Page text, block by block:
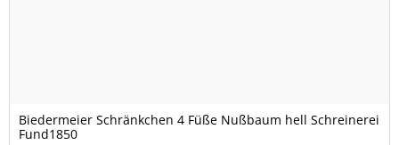
Biedermeier Schränkchen 4 Füße Nußbaum hell Schreinerei
Fund1850